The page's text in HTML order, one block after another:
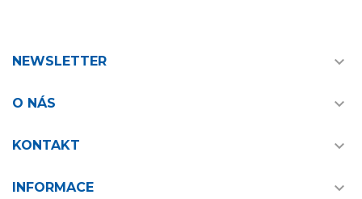
NEWSLETTER 
O NÁS 
KONTAKT 
INFORMACE 